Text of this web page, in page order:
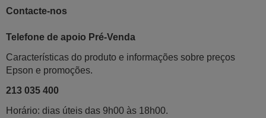
Contacte-nos
Telefone de apoio Pré-Venda
Características do produto e informações sobre preços
Epson e promoções.
213 035 400
Horário: dias úteis das 9h00 às 18h00.